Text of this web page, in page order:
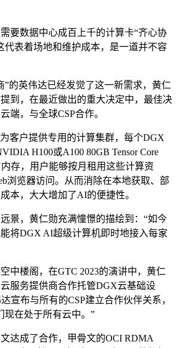
数据中心成百上千的计算卡“齐心协
代表着场地和维护成本，是一道并不容
英伟达已经发觉了这一新需求，黄仁
到，在最近做出的重大决定中，最佳决
端，与全球CSP合作。
户提供专用的计算集群，每个DGX
H100或A100 80GB Tensor Core
存，用户能够按月租用这些计算资
浏览器访问。从而消除在本地获取、部
本，大大增加了AI的便捷性。
，黄仁勋充满憧憬的描绘到：“如今
将DGX AI超级计算机即时地接入每家
楼阁，在GTC 2023的演讲中，黄仁
服务提供商合作托管DGX云基础设
宣布与所有的CSP建立合作伙伴关系，
现在处于所有云中。”
成了合作，甲骨文的OCI RDMA